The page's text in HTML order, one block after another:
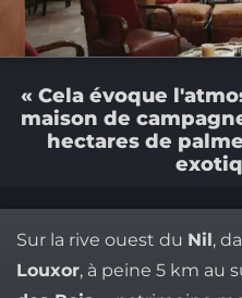
« Cela évoque
maison de
hectares de
Sur la rive ouest du Nil ,
Louxor, à peine 5 km au